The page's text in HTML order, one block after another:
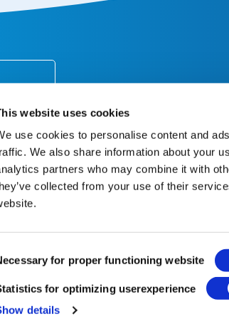
website uses cookies
use cookies to personalise content and
We also share information about your
partners who may combine it with
collected from your use of their
for proper functioning website
for optimizing userexperience
details
tu
Atención al cliente
Cambios y devoluciones
Garantía